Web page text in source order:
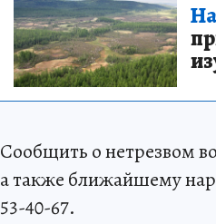
Сообщить о нетрезвом
а также ближайшему
53-40-67.